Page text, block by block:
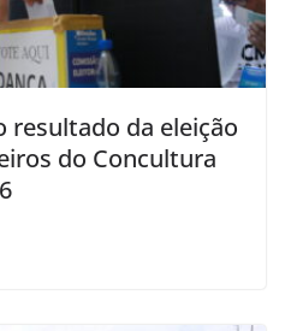
resultado da eleição
do Concultura